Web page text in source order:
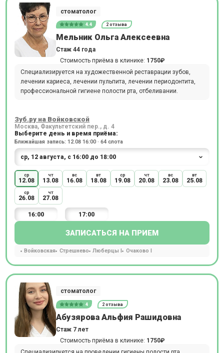
стоматолог
4.4 2 отзыва
Мельник Ольга Алексеевна
Стаж 44 года
Стоимость приёма в клинике: 1750₽
Специализируется на художественной реставрации зубов,
лечении кариеса, лечении пульпита, лечении периодонтита,
профессиональной гигиене полости рта, отбеливании.
Зуб.ру на Войковской
Москва, Факультетский пер., д. 4
Выберите день и время приёма:
Ближайшая запись: 12.08 16:00 · 64 слота
ср
12.08
чт
13.08
вс
16.08
вт
18.08
ср
19.08
чт
20.08
вс
23.08
вт
25.08
ср
26.08
чт
27.08
16:00 17:00
ЗАПИСАТЬСЯ НА ПРИЕМ
Войковская Стрешнево Люберцы I Очаково I
стоматолог
4 2 отзыва
Абузярова Альфия Рашидовна
Стаж 7 лет
Стоимость приёма в клинике: 1750₽